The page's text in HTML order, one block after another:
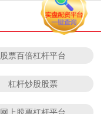
股票百倍杠杆平台
杠杆炒股股票